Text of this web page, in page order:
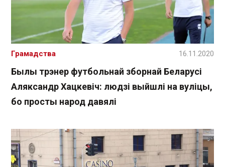
Былы трэнер футбольнай зборнай Беларусі
Аляксандр Хацкевіч: людзі выйшлі на вуліцы,
бо просты народ давялі
Грамадства 16.11.2020